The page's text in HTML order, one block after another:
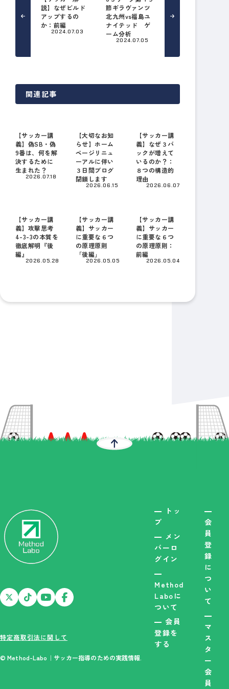
説】なぜビルド
アップするの
か：前編
2024.07.03
節ギラヴァンツ
北九州vs福島ユ
ナイテッド ゲ
ーム分析
2024.07.05
関連記事
【サッカー講
義】偽SB・偽
9番は、何を解
決するために
生まれた？
2026.07.18
【大切なお知
らせ】ホーム
ページリニュ
ーアルに伴い
３日間ブログ
閉鎖します
2026.06.15
【サッカー講
義】なぜ３バ
ックが増えて
いるのか？：
８つの構造的
理由
2026.06.07
【サッカー講
義】攻撃思考
4-3-3の本質を
徹底解明『後
編』
2026.05.28
【サッカー講
義】サッカー
に重要な６つ
の原理原則
「後編」
2026.05.05
【サッカー講
義】サッカー
に重要な６つ
の原理原則：
前編
2026.05.04
特定商取引法に関して
© Method-Labo｜サッカー指導のための実践情報.
トッ
プ
メン
バーロ
グイン
Method
Laboに
ついて
会員
登録を
する
会
員
登
録
に
つ
い
て
マ
ス
タ
ー
会
員